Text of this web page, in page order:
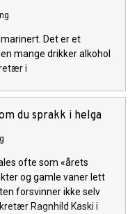
Det er et
mange drikker alkohol
i
du sprakk i helga
ofte som «årets
og gamle vaner lett
forsvinner ikke selv
Ragnhild Kaski i